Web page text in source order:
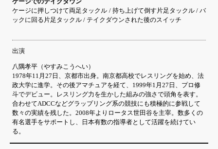
ケージに押しつけて両足タックル / 持ち上げて倒す片足タックル / バ
ックに回る片足タックル / テイクダウンされた後のスイッチ
出演
八隅孝平（やすみこうへい）
1978年11月27日、京都市出身。南京都高校でレスリングを始め、法
政大学に進学。その後アマチュアを経て、1999年1月27日、プロ修
斗でデビュー。レスリング力を生かした組みの強さで頭角を表す。
合わせてADCCなどグラップリング系の競技にも積極的に参戦して
数々の実績を残した。2008年よりロータス世田谷を主宰。数多くの
有名選手をサポートし、日本有数の指導者として活躍を続けてい
る。